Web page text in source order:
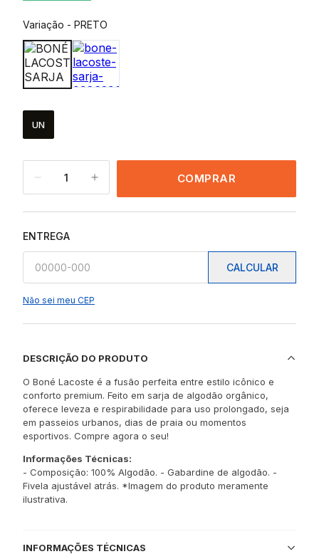
Variação - PRETO
UN
1 COMPRAR
ENTREGA
CALCULAR
Não sei meu CEP
DESCRIÇÃO DO PRODUTO
O Boné Lacoste é a fusão perfeita entre estilo icônico e
conforto premium. Feito em sarja de algodão orgânico,
oferece leveza e respirabilidade para uso prolongado, seja
em passeios urbanos, dias de praia ou momentos
esportivos. Compre agora o seu!
Informações Técnicas:
- Composição: 100% Algodão. - Gabardine de algodão. -
Fivela ajustável atrás. *Imagem do produto meramente
ilustrativa.
INFORMAÇÕES TÉCNICAS